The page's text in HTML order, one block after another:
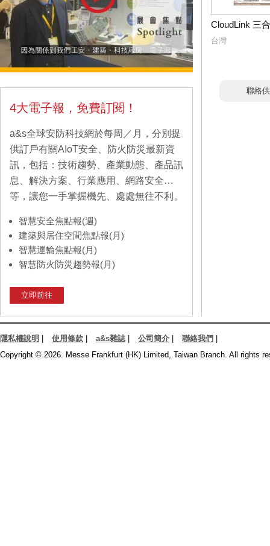
4大電子報，免費訂閱！
a&s全球安防科技網於每周／月，分別提
供訂戶有關AIoT安全、防火防災最新資
訊，包括：技術趨勢、產業動態、產品訊
息、解決方案、行業應用、網路安全…
等，讓您一手掌握機先、處處無往不利。
智慧安全焦點報(週)
建築與居住空間焦點報(月)
智慧運輸焦點報(月)
智慧防火防災趨勢報(月)
立即前往
CloudLink 三
台灣
聯絡
隱私權說明 使用條款 a&s雜誌| 公司簡介 聯絡我們
Copyright © 2026. Messe Frankfurt (HK) Limited, Taiwan Branch. All rights